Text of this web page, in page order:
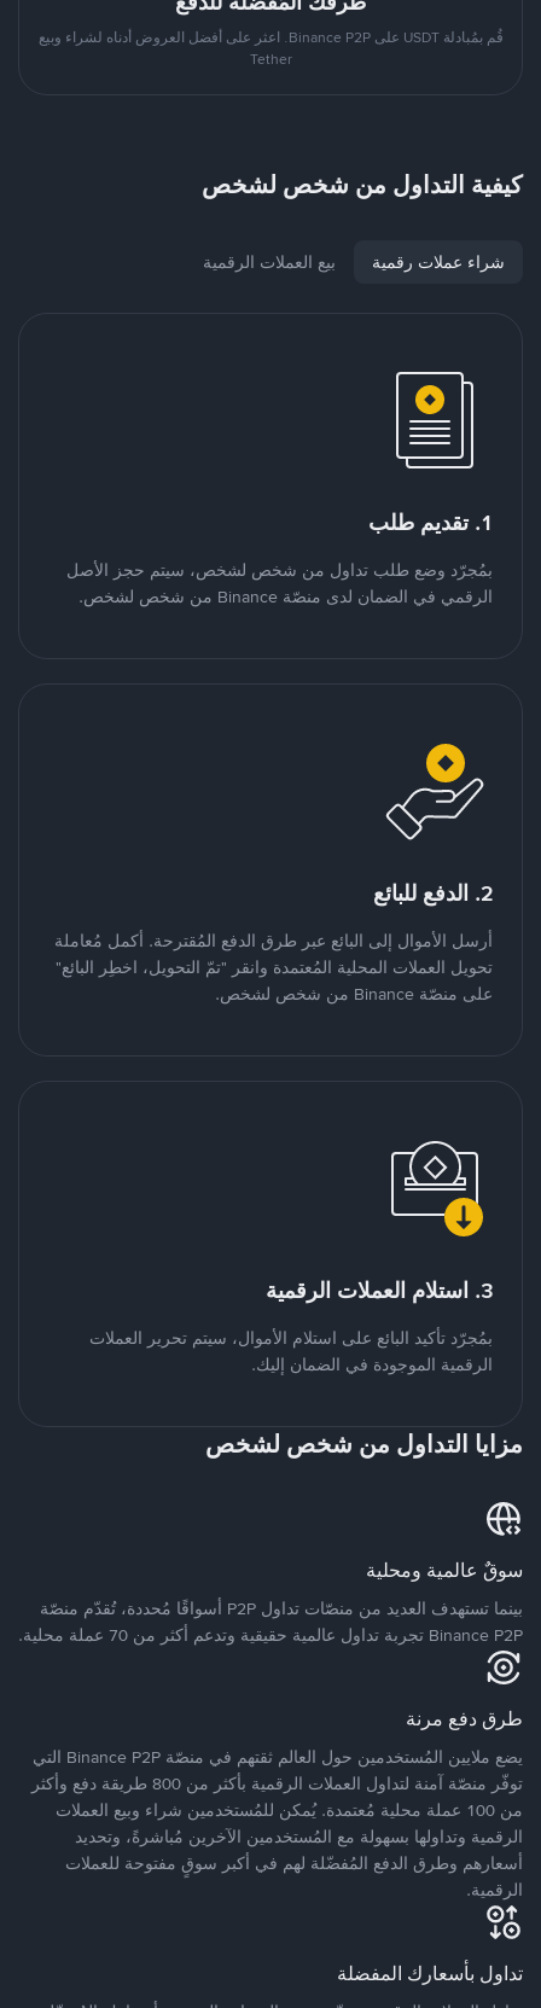
قُم بمُبادلة USDT على Binance P2P. اعثر على أفضل العروض أدناه لشراء وبيع
Tether
كيفية التداول من شخص لشخص
شراء عملات رقمية بيع العملات الرقمية
1. تقديم طلب
بمُجرّد وضع طلب تداول من شخص لشخص، سيتم حجز الأصل
الرقمي في الضمان لدى منصّة Binance من شخص لشخص.
2. الدفع للبائع
أرسل الأموال إلى البائع عبر طرق الدفع المُقترحة. أكمل مُعاملة
تحويل العملات المحلية المُعتمدة وانقر "تمّ التحويل، اخطِر البائع"
على منصّة Binance من شخص لشخص.
3. استلام العملات الرقمية
بمُجرّد تأكيد البائع على استلام الأموال، سيتم تحرير العملات
الرقمية الموجودة في الضمان إليك.
مزايا التداول من شخص لشخص
سوقٌ عالمية ومحلية
بينما تستهدف العديد من منصّات تداول P2P أسواقًا مُحددة، تُقدّم منصّة
Binance P2P تجربة تداول عالمية حقيقية وتدعم أكثر من 70 عملة محلية.
طرق دفع مرنة
يضع ملايين المُستخدمين حول العالم ثقتهم في منصّة Binance P2P التي
توفّر منصّة آمنة لتداول العملات الرقمية بأكثر من 800 طريقة دفع وأكثر
من 100 عملة محلية مُعتمدة. يُمكن للمُستخدمين شراء وبيع العملات
الرقمية وتداولها بسهولة مع المُستخدمين الآخرين مُباشرةً، وتحديد
أسعارهم وطرق الدفع المُفضّلة لهم في أكبر سوقٍ مفتوحة للعملات
الرقمية.
تداول بأسعارك المفضلة